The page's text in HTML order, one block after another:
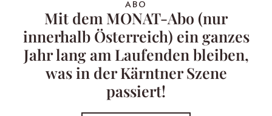
ABO
Mit dem MONAT-Abo (nur
innerhalb Österreich) ein ganzes
Jahr lang am Laufenden bleiben,
was in der Kärntner Szene
passiert!